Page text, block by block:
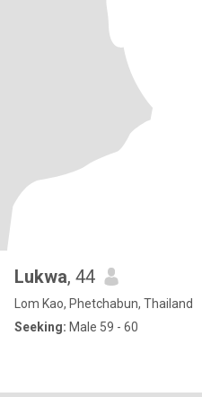
Lukwa, 44
Lom Kao, Phetchabun, Thailand
Seeking: Male 59 - 60